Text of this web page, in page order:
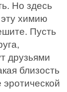
Но здесь
эту химию
Пусть
друзьями
близость
эротической